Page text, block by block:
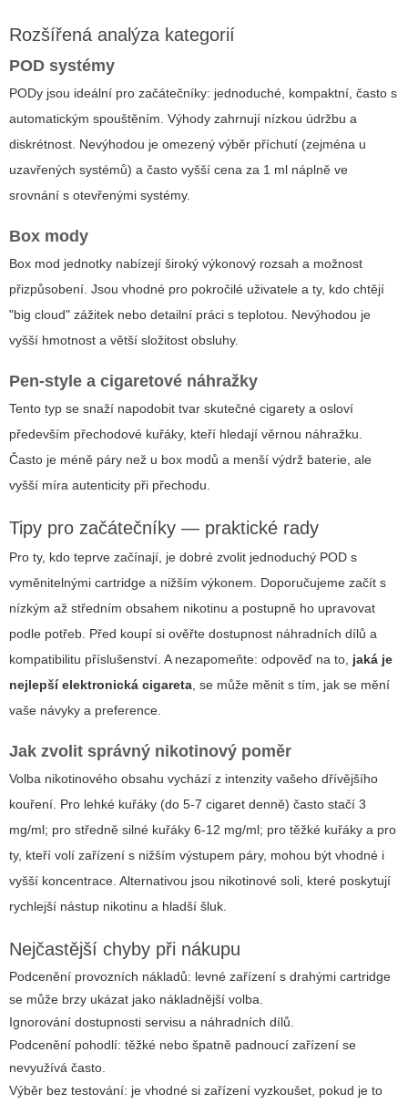
Rozšířená analýza kategorií
POD systémy
PODy jsou ideální pro začátečníky: jednoduché, kompaktní, často s
automatickým spouštěním. Výhody zahrnují nízkou údržbu a
diskrétnost. Nevýhodou je omezený výběr příchutí (zejména u
uzavřených systémů) a často vyšší cena za 1 ml náplně ve
srovnání s otevřenými systémy.
Box mody
Box mod jednotky nabízejí široký výkonový rozsah a možnost
přizpůsobení. Jsou vhodné pro pokročilé uživatele a ty, kdo chtějí
"big cloud" zážitek nebo detailní práci s teplotou. Nevýhodou je
vyšší hmotnost a větší složitost obsluhy.
Pen-style a cigaretové náhražky
Tento typ se snaží napodobit tvar skutečné cigarety a osloví
především přechodové kuřáky, kteří hledají věrnou náhražku.
Často je méně páry než u box modů a menší výdrž baterie, ale
vyšší míra autenticity při přechodu.
Tipy pro začátečníky — praktické rady
Pro ty, kdo teprve začínají, je dobré zvolit jednoduchý POD s
vyměnitelnými cartridge a nižším výkonem. Doporučujeme začít s
nízkým až středním obsahem nikotinu a postupně ho upravovat
podle potřeb. Před koupí si ověřte dostupnost náhradních dílů a
kompatibilitu příslušenství. A nezapomeňte: odpověď na to, jaká je
nejlepší elektronická cigareta , se může měnit s tím, jak se mění
vaše návyky a preference.
Jak zvolit správný nikotinový poměr
Volba nikotinového obsahu vychází z intenzity vašeho dřívějšího
kouření. Pro lehké kuřáky (do 5-7 cigaret denně) často stačí 3
mg/ml; pro středně silné kuřáky 6-12 mg/ml; pro těžké kuřáky a pro
ty, kteří volí zařízení s nižším výstupem páry, mohou být vhodné i
vyšší koncentrace. Alternativou jsou nikotinové soli, které poskytují
rychlejší nástup nikotinu a hladší šluk.
Nejčastější chyby při nákupu
Podcenění provozních nákladů: levné zařízení s drahými cartridge
se může brzy ukázat jako nákladnější volba.
Ignorování dostupnosti servisu a náhradních dílů.
Podcenění pohodlí: těžké nebo špatně padnoucí zařízení se
nevyužívá často.
Výběr bez testování: je vhodné si zařízení vyzkoušet, pokud je to